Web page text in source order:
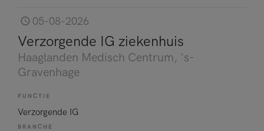
05-08-2026
Verzorgende IG ziekenhuis
Haaglanden Medisch Centrum, 's-
Gravenhage
FUNCTIE
Verzorgende IG
BRANCHE